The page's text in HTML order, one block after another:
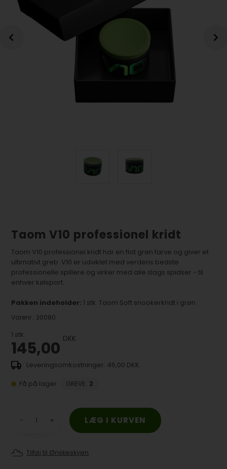
Taom V10 professionel kridt
Taom V10 professionel kridt har en flot grøn farve og giver et
ultimativt greb .V10 er udviklet med verdens bedste
professionelle spillere og virker med alle slags spidser - til
enhver kølsport.
Pakken indeholder: 1 stk. Taom Soft snookerkridt i grøn.
Varenr.: 30080
1 stk.
145,00 DKK
45,00 DKK
Få på lager
GREVE: 2
- +
Tilføj til Ønskeskyen